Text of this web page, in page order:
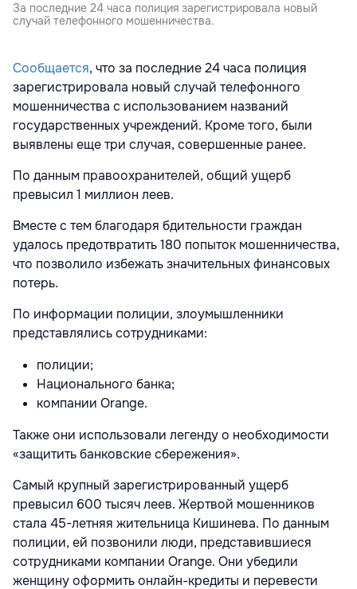
За последние 24 часа полиция зарегистрировала новый
случай телефонного мошенничества.
Сообщается, что за последние 24 часа полиция
зарегистрировала новый случай телефонного
мошенничества с использованием названий
государственных учреждений. Кроме того, были
выявлены еще три случая, совершенные ранее.
По данным правоохранителей, общий ущерб
превысил 1 миллион леев.
Вместе с тем благодаря бдительности граждан
удалось предотвратить 180 попыток мошенничества,
что позволило избежать значительных финансовых
потерь.
По информации полиции, злоумышленники
представлялись сотрудниками:
полиции;
Национального банка;
компании Orange.
Также они использовали легенду о необходимости
«защитить банковские сбережения».
Самый крупный зарегистрированный ущерб
превысил 600 тысяч леев. Жертвой мошенников
стала 45-летняя жительница Кишинева. По данным
полиции, ей позвонили люди, представившиеся
сотрудниками компании Orange. Они убедили
женщину оформить онлайн-кредиты и перевести